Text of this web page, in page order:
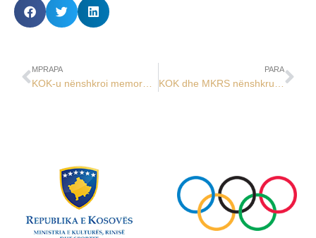
MPRAPA
KOK-u nënshkroi memorandum bashkëpunimi me Komunën e Vitisë për bursistët olimpikë
PARA
KOK dhe MKRS nënshkruajnë memorandum bashkëpunimi, iu bëjnë thirrje ATK-s për zbatim të Ligjit për Sponsorizim